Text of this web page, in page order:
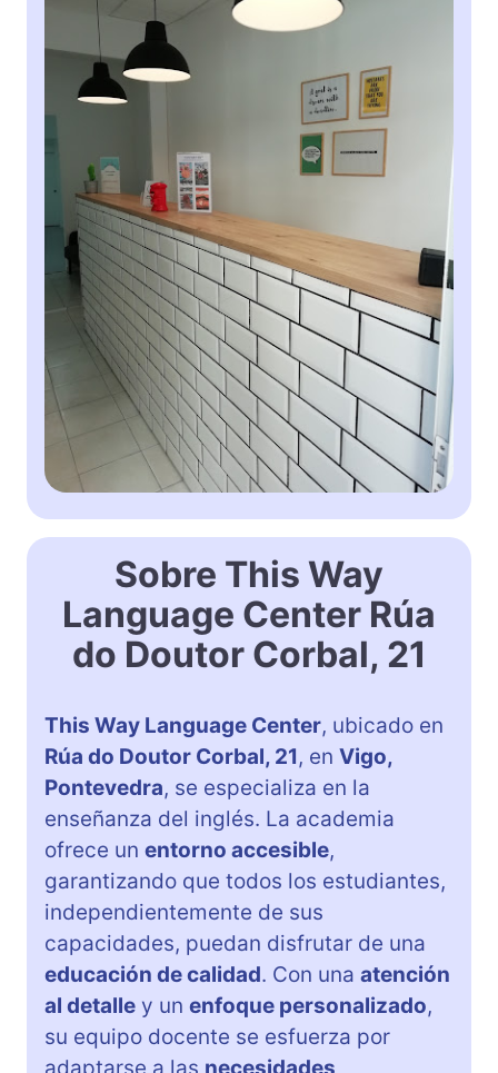
Sobre This Way
Language Center Rúa
do Doutor Corbal, 21
This Way Language Center, ubicado en
Rúa do Doutor Corbal, 21, en Vigo,
Pontevedra, se especializa en la
enseñanza del inglés. La academia
ofrece un entorno accesible,
garantizando que todos los estudiantes,
independientemente de sus
capacidades, puedan disfrutar de una
educación de calidad. Con una atención
al detalle y un enfoque personalizado,
su equipo docente se esfuerza por